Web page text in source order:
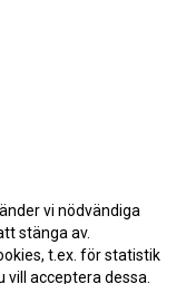
vi nödvändiga
stänga av.
t.ex. för statistik
acceptera dessa.